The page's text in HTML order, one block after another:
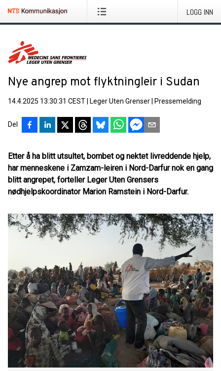
LOGG INN
Nye angrep mot flyktningleir i Sudan
14.4.2025 13:30:31 CEST Leger Uten Grenser Pressemelding
Del
Etter å ha blitt utsultet, bombet og nektet livreddende hjelp,
har menneskene i Zamzam-leiren i Nord-Darfur nok en gang
blitt angrepet, forteller Leger Uten Grensers
nødhjelpskoordinator Marion Ramstein i Nord-Darfur.